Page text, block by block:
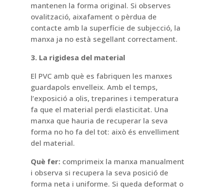
mantenen la forma original. Si observes
ovalització, aixafament o pèrdua de
contacte amb la superfície de subjecció, la
manxa ja no està segellant correctament.
3. La rigidesa del material
El PVC amb què es fabriquen les manxes
guardapols envelleix. Amb el temps,
l’exposició a olis, treparines i temperatura
fa que el material perdi elasticitat. Una
manxa que hauria de recuperar la seva
forma no ho fa del tot: això és envelliment
del material.
Què fer:comprimeix la manxa manualment
i observa si recupera la seva posició de
forma neta i uniforme. Si queda deformat o